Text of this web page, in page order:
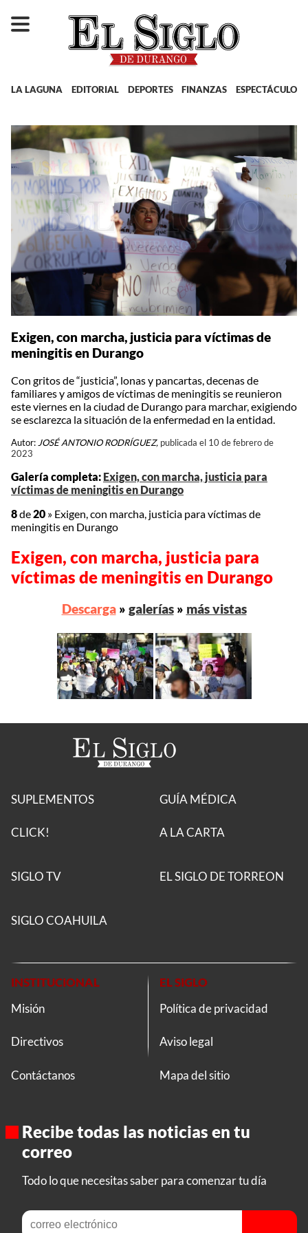
LA LAGUNA EDITORIAL DEPORTES FINANZAS ESPECTÁCULOS
Exigen, con marcha, justicia para víctimas de
meningitis en Durango
Con gritos de “justicia”, lonas y pancartas, decenas de
familiares y amigos de víctimas de meningitis se reunieron
este viernes en la ciudad de Durango para marchar, exigiendo
se esclarezca la situación de la enfermedad en la entidad.
Autor:JOSÉ ANTONIO RODRÍGUEZ, publicada el 10 de febrero de
2023
Galería completa: Exigen, con marcha, justicia para
víctimas de meningitis en Durango
8de20 » Exigen, con marcha, justicia para víctimas de
meningitis en Durango
Exigen, con marcha, justicia para
víctimas de meningitis en Durango
Descarga» galerías» más vistas
SUPLEMENTOS
CLICK!
GUÍA MÉDICA
A LA CARTA
SIGLO TV EL SIGLO DE TORREON
SIGLO COAHUILA
INSTITUCIONAL
Misión
Directivos
Contáctanos
EL SIGLO
Política de privacidad
Aviso legal
Mapa del sitio
Recibe todas las noticias en tu
correo
Todo lo que necesitas saber para comenzar tu día